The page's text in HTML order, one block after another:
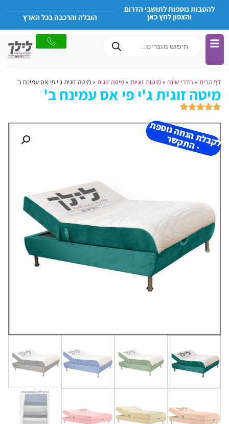
להטבות נוספות לתושבי הדרום
והצפון לחץ כאן הובלה והרכבה בכל הארץ
דף הבית » חדרי שינה »מיטות זוגיות »מיטה זוגית »מיטה זוגית ג'י פי אס עמינח ב'
מיטה זוגית ג'י פי אס עמינח ב'
ל
ק
ב
ל
ת
הנ
ח
ה נו
ס
פ
ת
-
ה
ת
ק
ש
ר